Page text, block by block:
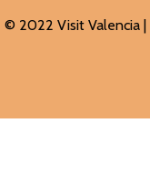
© 2022 Visit Valencia |